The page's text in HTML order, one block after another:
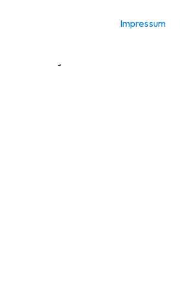
Impressum
Winterjacken